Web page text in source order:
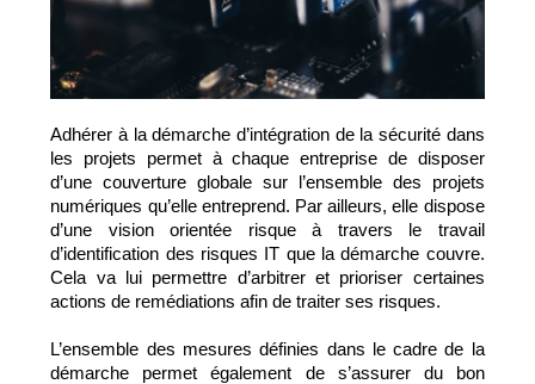
Adhérer à la démarche d’intégration de la sécurité dans
les projets permet à chaque entreprise de disposer
d’une couverture globale sur l’ensemble des projets
numériques qu’elle entreprend. Par ailleurs, elle dispose
d’une vision orientée risque à travers le travail
d’identification des risques IT que la démarche couvre.
Cela va lui permettre d’arbitrer et prioriser certaines
actions de remédiations afin de traiter ses risques.
L’ensemble des mesures définies dans le cadre de la
démarche permet également de s’assurer du bon